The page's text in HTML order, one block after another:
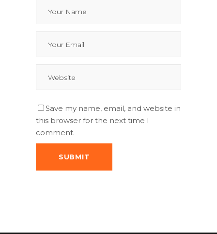
Save my name, email, and website in
this browser for the next time I
comment.